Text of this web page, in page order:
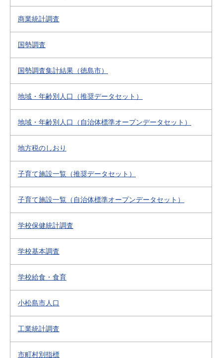
商業統計調査
国勢調査
国勢調査集計結果（徳島市）
地域・年齢別人口（推奨データセット）
地域・年齢別人口（自治体標準オープンデータセット）
地方税のしおり
子育て施設一覧（推奨データセット）
子育て施設一覧（自治体標準オープンデータセット）
学校保健統計調査
学校基本調査
学校給食・食育
小松島市人口
工業統計調査
市町村別指標